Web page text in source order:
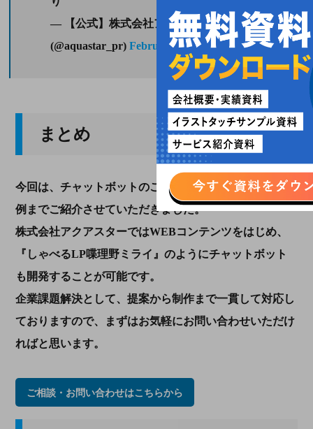
— 【公式】株式会社アクアスター
(@aquastar_pr) February 6, 2025
まとめ
今回は、チャットボットのご紹介から、メリットから事
例までご紹介させていただきました。
株式会社アクアスターではWEBコンテンツをはじめ、
『しゃべるLP喋理野ミライ』のようにチャットボット
も開発することが可能です。
企業課題解決として、提案から制作まで一貫して対応し
ておりますので、まずはお気軽にお問い合わせいただけ
ればと思います。
ご相談・お問い合わせはこちらから